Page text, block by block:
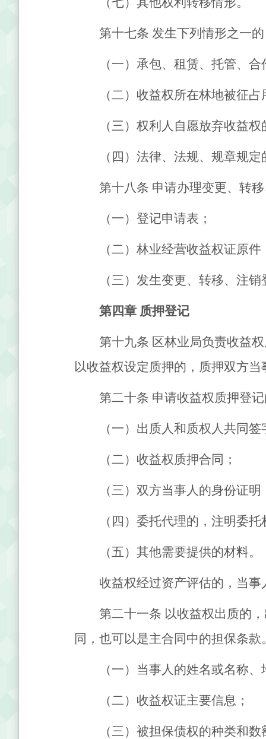
第十七条 发生下列情形之一
（一）承包、租赁、托管、
（二）收益权所在林地被征
（三）权利人自愿放弃收益权
（四）法律、法规、规章规
第十八条 申请办理变更、转
（一）登记申请表；
（二）林业经营收益权证原件
（三）发生变更、转移、注
第四章 质押登记
第十九条 区林业局负责收益
以收益权设定质押的，质押双方
第二十条 申请收益权质押登
（一）出质人和质权人共同
（二）收益权质押合同；
（三）双方当事人的身份证
（四）委托代理的，注明委
（五）其他需要提供的材料。
收益权经过资产评估的，当
第二十一条 以收益权出质的
同，也可以是主合同中的担保条
（一）当事人的姓名或名称、
（二）收益权证主要信息；
（三）被担保债权的种类和数